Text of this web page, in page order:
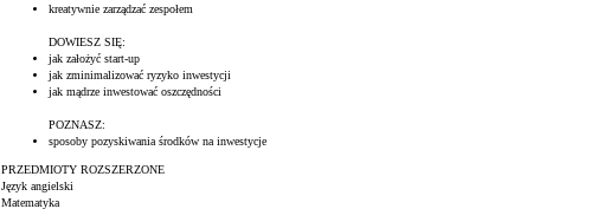
kreatywnie zarządzać zespołem
DOWIESZ SIĘ:
jak założyć start-up
jak zminimalizować ryzyko inwestycji
jak mądrze inwestować oszczędności
POZNASZ:
sposoby pozyskiwania środków na inwestycje
PRZEDMIOTY ROZSZERZONE
Język angielski
Matematyka